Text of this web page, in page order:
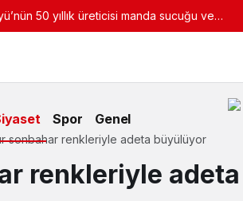
50 yıllık üreticisi manda sucuğu ve
Spor Genel
sonbahar renkleriyle adeta büyülüyor
renkleriyle